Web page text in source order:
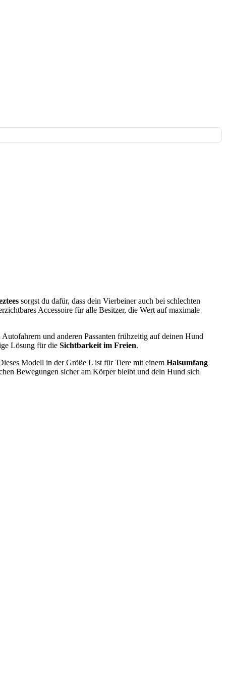
sorgst du dafür, dass dein Vierbeiner auch bei schlechten
Accessoire für alle Besitzer, die Wert auf maximale
und anderen Passanten frühzeitig auf deinen Hund
Lösung für die Sichtbarkeit im Freien.
Modell in der Größe L ist für Tiere mit einem Halsumfang
Bewegungen sicher am Körper bleibt und dein Hund sich